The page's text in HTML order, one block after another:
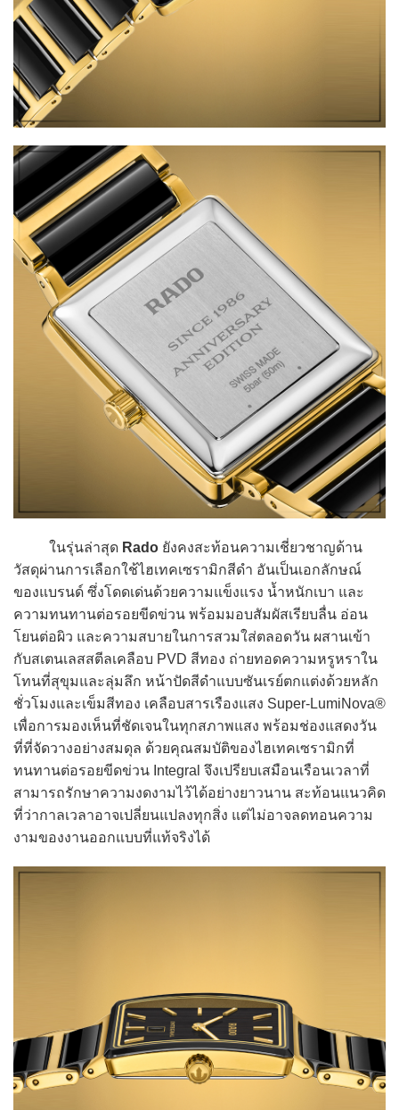
ในรุ่นล่าสุด Rado ยังคงสะท้อนความเชี่ยวชาญด้าน
วัสดุผ่านการเลือกใช้ไฮเทคเซรามิกสีดำ อันเป็นเอกลักษณ์
ของแบรนด์ ซึ่งโดดเด่นด้วยความแข็งแรง น้ำหนักเบา และ
ความทนทานต่อรอยขีดข่วน พร้อมมอบสัมผัสเรียบลื่น อ่อน
โยนต่อผิว และความสบายในการสวมใส่ตลอดวัน ผสานเข้า
กับสเตนเลสสตีลเคลือบ PVD สีทอง ถ่ายทอดความหรูหราใน
โทนที่สุขุมและลุ่มลึก หน้าปัดสีดำแบบซันเรย์ตกแต่งด้วยหลัก
ชั่วโมงและเข็มสีทอง เคลือบสารเรืองแสง Super-LumiNova®
เพื่อการมองเห็นที่ชัดเจนในทุกสภาพแสง พร้อมช่องแสดงวัน
ที่ที่จัดวางอย่างสมดุล ด้วยคุณสมบัติของไฮเทคเซรามิกที่
ทนทานต่อรอยขีดข่วน Integral จึงเปรียบเสมือนเรือนเวลาที่
สามารถรักษาความงดงามไว้ได้อย่างยาวนาน สะท้อนแนวคิด
ที่ว่ากาลเวลาอาจเปลี่ยนแปลงทุกสิ่ง แต่ไม่อาจลดทอนความ
งามของงานออกแบบที่แท้จริงได้